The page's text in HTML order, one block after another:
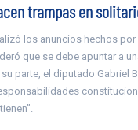
trampas en
los anuncios hechos por
que se debe apuntar a
parte, el diputado Gabriel